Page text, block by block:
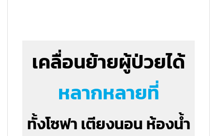
เคลื่อนย้ายผู้ป่วยได้
หลากหลายที่
ทั้งโซฟา เตียงนอน ห้องน้ำ